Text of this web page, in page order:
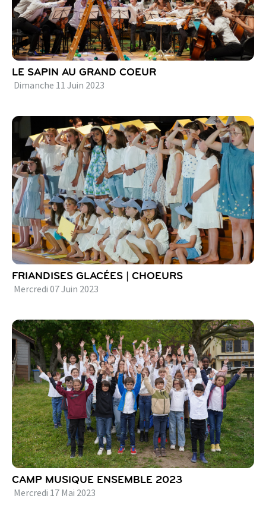
LE SAPIN AU GRAND COEUR
Dimanche 11 Juin 2023
FRIANDISES GLACÉES | CHOEURS
Mercredi 07Juin 2023
CAMP MUSIQUE ENSEMBLE 2023
Mercredi 17 Mai 2023